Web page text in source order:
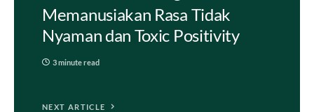
Memanusiakan Rasa Tidak
Nyaman dan Toxic Positivity
3 minute read
NEXT ARTICLE